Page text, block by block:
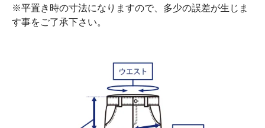
※平置き時の寸法になりますので、多少の誤差が生じま
す事をご了承下さい。